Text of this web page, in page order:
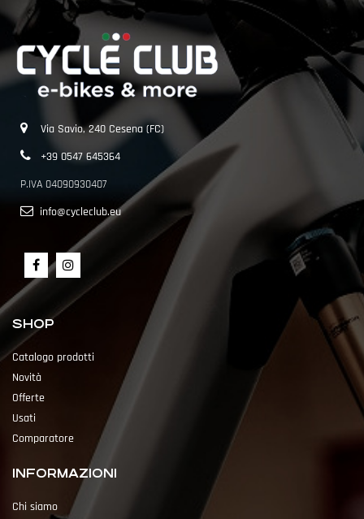
Via Savio, 240 Cesena (FC)
+39 0547 645364
P.IVA 04090930407
info@cycleclub.eu
SHOP
Catalogo prodotti
Novità
Offerte
Usati
Comparatore
INFORMAZIONI
Chi siamo